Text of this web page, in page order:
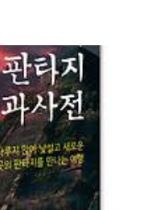
중'이라고 했습니다.
은 이란이 우라늄 비축
련됐다고 발표했습니
른 지점이 있긴 해도 이
국과 이란 사이의 오랜
니다. 그러나 미 동..